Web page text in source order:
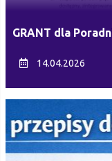
GRANT dla
14.04.2026